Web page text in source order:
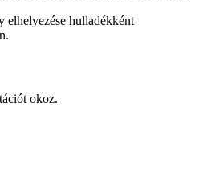
elhelyezése hulladékként
okoz.